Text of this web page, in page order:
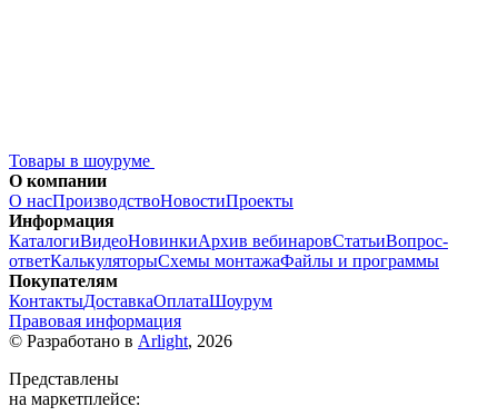
Товары в шоуруме
О компании
О насПроизводствоНовостиПроекты
Информация
КаталогиВидеоНовинкиАрхив вебинаровСтатьиВопрос-
ответКалькуляторыСхемы монтажаФайлы и программы
Покупателям
КонтактыДоставкаОплатаШоурум
Правовая информация
© Разработано в Arlight, 2026
Представлены
на маркетплейсе: